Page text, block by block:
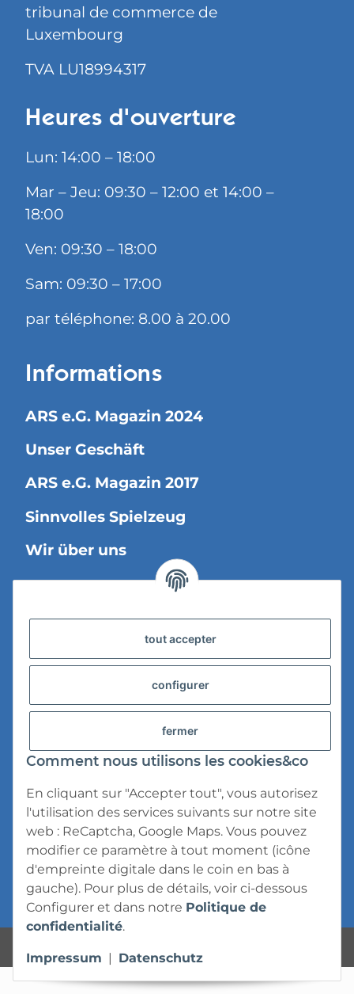
tribunal de commerce de
Luxembourg
TVA LU18994317
Heures d'ouverture
Lun: 14:00 – 18:00
Mar – Jeu: 09:30 – 12:00 et 14:00 –
18:00
Ven: 09:30 – 18:00
Sam: 09:30 – 17:00
par téléphone: 8.00 à 20.00
Informations
ARS e.G. Magazin 2024
Unser Geschäft
ARS e.G. Magazin 2017
Sinnvolles Spielzeug
Wir über uns
Versandinformationen
AGB
* Tous les prix s'entendent TVA incluse,
d'expédition exclus.
tout accepter
configurer
fermer
Comment nous utilisons les cookies&co
En cliquant sur "Accepter tout", vous autorisez
l'utilisation des services suivants sur notre site
web : ReCaptcha, Google Maps. Vous pouvez
modifier ce paramètre à tout moment (icône
d'empreinte digitale dans le coin en bas à
gauche). Pour plus de détails, voir ci-dessous
Configurer et dans notre Politique de
confidentialité.
Impressum | Datenschutz